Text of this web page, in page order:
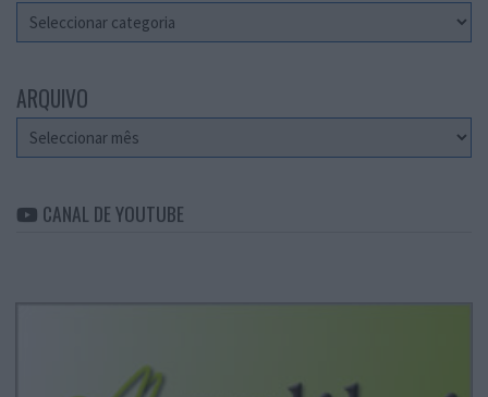
Categorias
ARQUIVO
Arquivo
CANAL DE YOUTUBE